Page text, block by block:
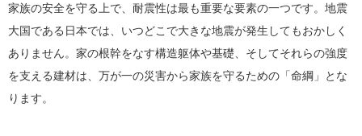
家族の安全を守る上で、耐震性は最も重要な要素の一つです。地震
大国である日本では、いつどこで大きな地震が発生してもおかしく
ありません。家の根幹をなす構造躯体や基礎、そしてそれらの強度
を支える建材は、万が一の災害から家族を守るための「命綱」とな
ります。